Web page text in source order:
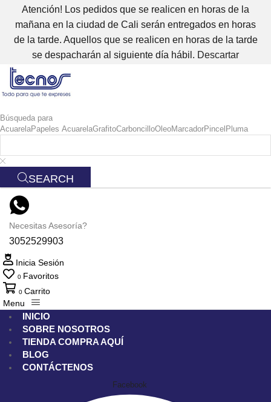
Atención! Los pedidos que se realicen en horas de la
mañana en la ciudad de Cali serán entregados en horas
de la tarde. Aquellos que se realicen en horas de la tarde
se despacharán al siguiente día hábil. Descartar
Búsqueda para
AcuarelaPapeles AcuarelaGrafitoCarboncilloOleoMarcadorPincel Pluma
SEARCH
Necesitas Asesoría?
3052529903
Inicia Sesión
0 Favoritos
0 Carrito
Menu
INICIO
SOBRE NOSOTROS
TIENDA COMPRA AQUÍ
BLOG
CONTÁCTENOS
Facebook